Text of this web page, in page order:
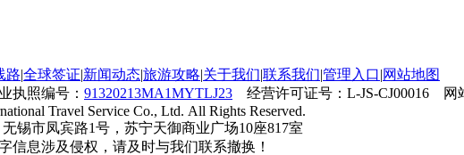
路|全球签证|新闻动态|旅游攻略|关于我们|联系我们|管理入口|网站地图
执照编号： 91320213MA1MYTLJ23 经营许可证号：L-JS-CJ00016 网
Travel Service Co., Ltd. All Rights Reserved.
锡市凤宾路1号，苏宁天御商业广场10座817室
信息涉及侵权，请及时与我们联系撤换！